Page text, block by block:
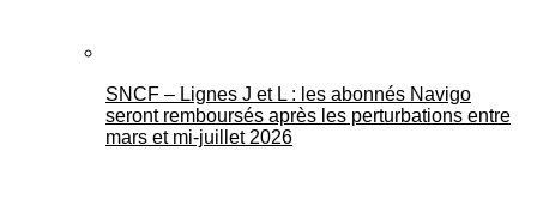
SNCF – Lignes J et L : les abonnés Navigo
seront remboursés après les perturbations entre
mars et mi-juillet 2026